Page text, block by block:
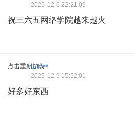
2025-12-6 22:21:09
祝三六五网络学院越来越火
点击重新加载
lp1***
2025-12-9 15:52:01
好多好东西